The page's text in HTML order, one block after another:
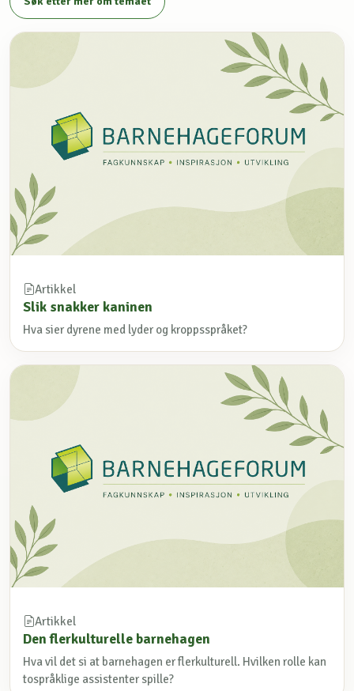
Artikkel
Slik snakker kaninen
Hva sier dyrene med lyder og kroppsspråket?
Artikkel
Den flerkulturelle barnehagen
Hva vil det si at barnehagen er flerkulturell. Hvilken rolle kan
tospråklige assistenter spille?